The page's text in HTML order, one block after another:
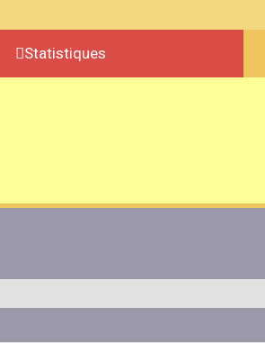
Statistiques